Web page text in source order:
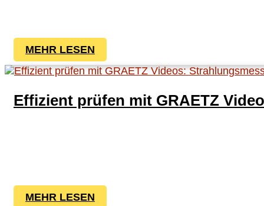
MEHR LESEN
Effizient prüfen mit GRAETZ
MEHR LESEN